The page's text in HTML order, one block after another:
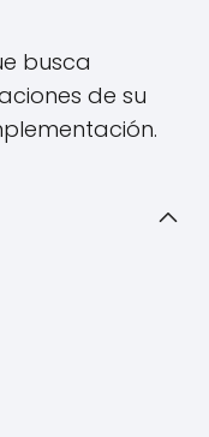
busca
de su